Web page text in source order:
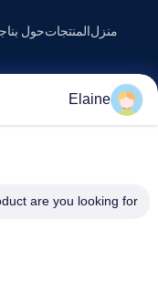
المنتجاتحول بناجولة
Elaine
product are you looking